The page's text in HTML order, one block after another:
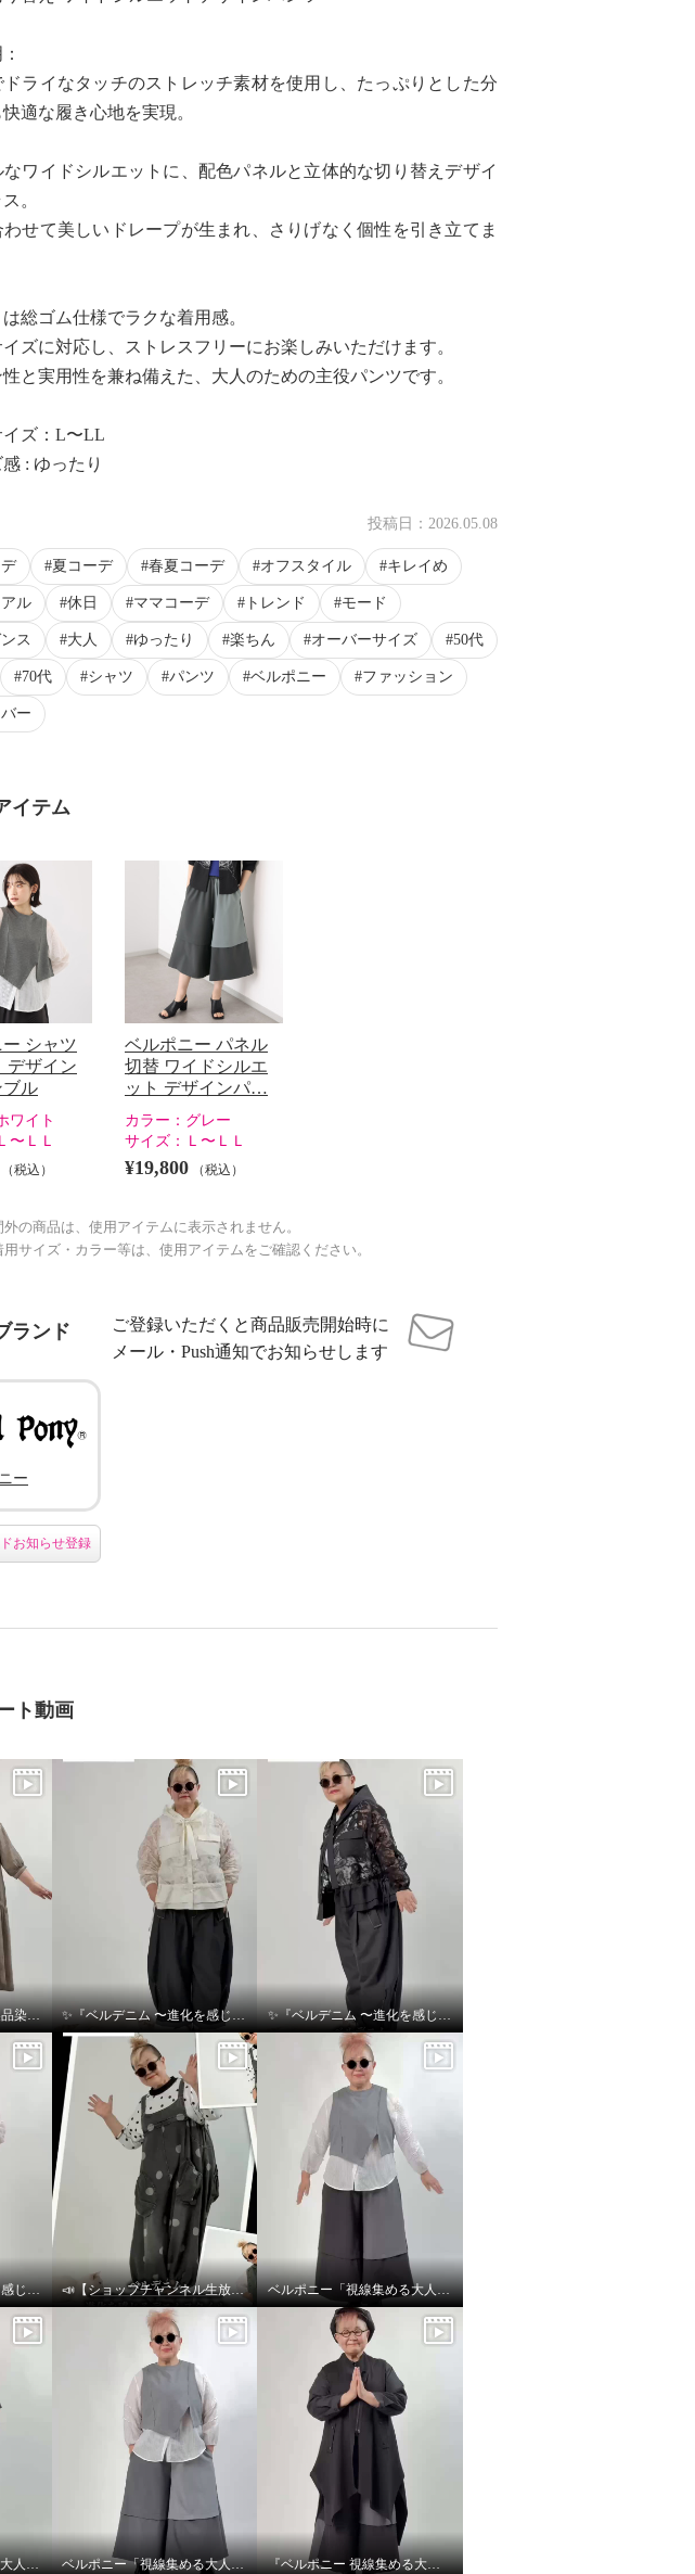
ライなタッチのストレッチ素材を使用し、たっぷりとした分
適な履き心地を実現。
なワイドシルエットに、配色パネルと立体的な切り替えデザイ
。
せて美しいドレープが生まれ、さりげなく個性を引き立てま
総ゴム仕様でラクな着用感。
ズに対応し、ストレスフリーにお楽しみいただけます。
と実用性を兼ね備えた、大人のための主役パンツです。
イズ：L〜LL
感 : ゆったり
投稿日： 2026.05.08
夏コーデ 春夏コーデ オフスタイル キレイめ
ル 休日 ママコーデ トレンド モード
ス 大人 ゆったり 楽ちん オーバーサイズ 50代
70代 シャツ パンツ ベルポニー ファッション
ー
イテム
シャツ
デザイン
ブル
ワイト
Ｌ〜ＬＬ
（税込）
ベルポニー パネル
切替 ワイドシルエ
ット デザインパ…
カラー： グレー
サイズ：
Ｌ〜ＬＬ
¥19,800 （税込）
の商品は、使用アイテムに表示されません。
サイズ・カラー等は、使用アイテムをご確認ください。
ランド
ご登録いただくと商品販売開始時に
メール・Push通知でお知らせします
ー
お知らせ登録
ト動画
✨『ベルポニー ～綿麻製品染めシリーズ～』✨ ✨『ベルデニム 〜進化を感じるデニムスタイル〜』✨ ✨『ベルデニム 〜進化を感じるデニムスタイル〜』✨
✨『ベルデニム 〜進化を感じるデニムスタイル〜』✨ 📣【ショップチャンネル生放送のお知らせ】👖💙 ベルポニー「視線集める大人の遊びを装う」
ベルポニー「視線集める大人の遊びを装う」 ベルポニー「視線集める大人の遊びを装う」 『ベルポニー 視線集める大人の遊びを装う』 5月11日（月） 12:00〜 / 20:00〜（生放送）